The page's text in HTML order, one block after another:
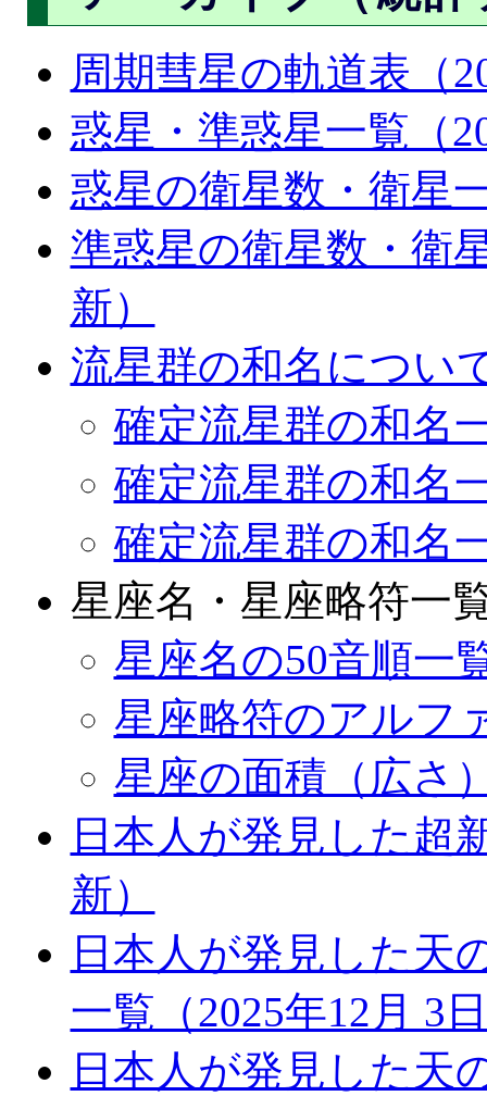
周期彗星の軌道表（
惑星・準惑星一覧（
惑星の衛星数・衛星
準惑星の衛星数・衛
新）
流星群の和名につい
確定流星群の和名
確定流星群の和名
確定流星群の和名
星座名・星座略符一
星座名の50音順一
星座略符のアルフ
星座の面積（広さ
日本人が発見した超
新）
日本人が発見した天
一覧（2025年12月 3
日本人が発見した天